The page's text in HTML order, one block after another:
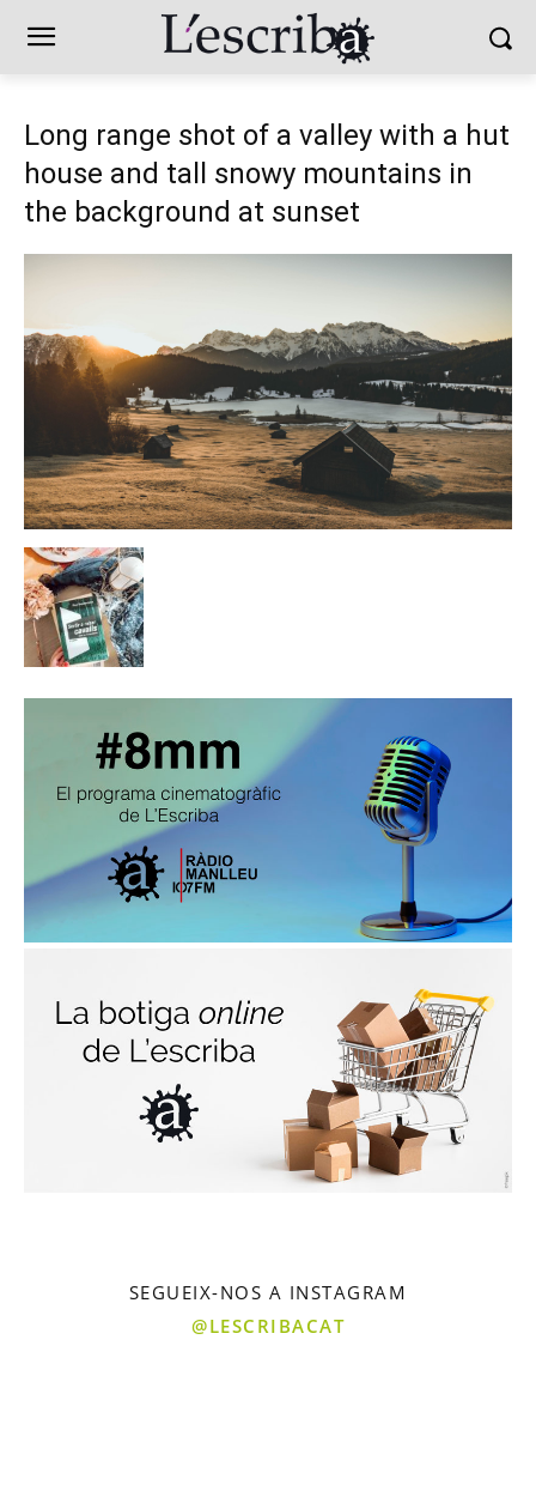
Long range shot of a valley with a hut
house and tall snowy mountains in
the background at sunset
SEGUEIX-NOS A INSTAGRAM
@LESCRIBACAT